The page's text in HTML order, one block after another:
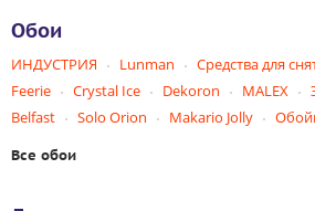
Обои
ИНДУСТРИЯ Lunman Средства для
Feerie
Crystal Ice Dekoron MALEX
Belfast
Solo Orion Makario Jolly
Все обои